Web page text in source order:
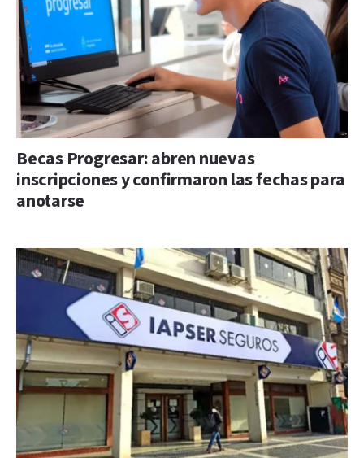
Becas Progresar: abren nuevas
inscripciones y confirmaron las fechas para
anotarse